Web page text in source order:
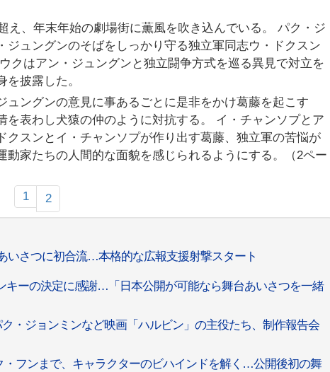
え、年末年始の劇場街に薫風を吹き込んでいる。 パク・ジ
ジュングンのそばをしっかり守る独立軍同志ウ・ドクスン
クはアン・ジュングンと独立闘争方式を巡る異見で対立を
披露した。
ングンの意見に事あるごとに是非をかけ葛藤を起こす
表わし犬猿の仲のように対抗する。 イ・チャンソプとア
スンとイ・チャンソプが作り出す葛藤、独立軍の苦悩が
家たちの人間的な面貌を感じられるようにする。（2ペー
1
2
いさつに初合流…本格的な広報支援射撃スタート
キーの決定に感謝…「日本公開が可能なら舞台あいさつを一緒
・ジョンミンなど映画「ハルビン」の主役たち、制作報告会
・フンまで、キャラクターのビハインドを解く…公開後初の舞